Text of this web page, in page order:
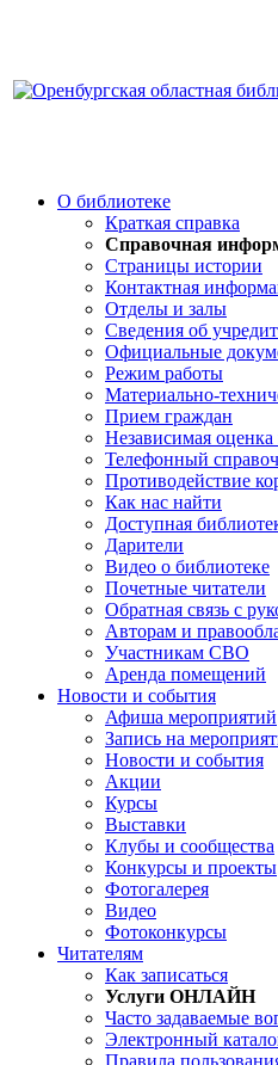
О библиотеке
Краткая справка
Справочная
Страницы истории
Контактная
Отделы и залы
Сведения об
Официальные
Режим работы
Материально-
Прием граждан
Независимая оценка
Телефонный
Противодействие
Как нас найти
Доступная
Дарители
Видео о библиотеке
Почетные читатели
Обратная связь с
Авторам и
Участникам СВО
Аренда помещений
Новости и события
Афиша мероприятий
Запись на
Новости и события
Акции
Курсы
Выставки
Клубы и сообщества
Конкурсы и проекты
Фотогалерея
Видео
Фотоконкурсы
Читателям
Как записаться
Услуги ОНЛАЙН
Часто задаваемые
Электронный
Правила